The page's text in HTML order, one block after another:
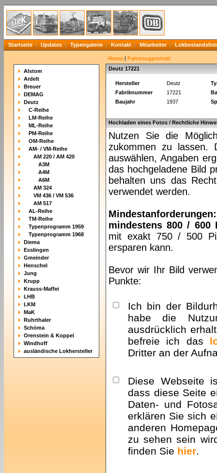
Startseite Updates Typengalerie Kontakt Mitarbeiter
Alstom
Ardelt
Breuer
DEMAG
Deutz
C-Reihe
LM-Reihe
ML-Reihe
PM-Reihe
OM-Reihe
AM- / VM-Reihe
AM 220 / AM 420
A3M
A4M
A6M
AM 324
VM 436 / VM 536
AM 517
AL-Reihe
TM-Reihe
Typenprogramm 1959
Typenprogramm 1968
Diema
Esslingen
Gmeinder
Henschel
Jung
Krupp
Krauss-Maffei
LHB
LKM
MaK
Ruhrthaler
Schöma
Orenstein & Koppel
Windhoff
ausländische Lokhersteller
Home | Fahrzeugportrait
Deutz 17221
Hersteller Deutz
Fabriknummer
17221
Baujahr
1937
Hochladen eines Fotos / Rechtliche
Nutzen Sie die
zukommen zu lassen.
auswählen, Angaben
das hochgeladene Bild
behalten uns das
verwendet werden.
Mindestanforderungen:
mindestens 800 / 600
mit exakt 750 / 500
ersparen kann.
Bevor wir Ihr Bild
Punkte:
Ich bin der
habe die
ausdrücklich
befreie ich das
Dritter an der
Diese Webseite
dass diese Seite
Daten- und
erklären Sie sich
anderen
zu sehen sein
finden Sie hier.